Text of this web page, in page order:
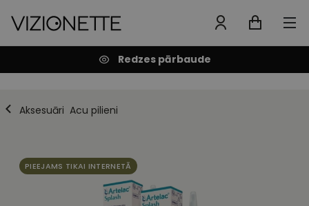
Redzes pārbaude
Aksesuāri Acu pilieni
PIEEJAMS TIKAI INTERNETĀ